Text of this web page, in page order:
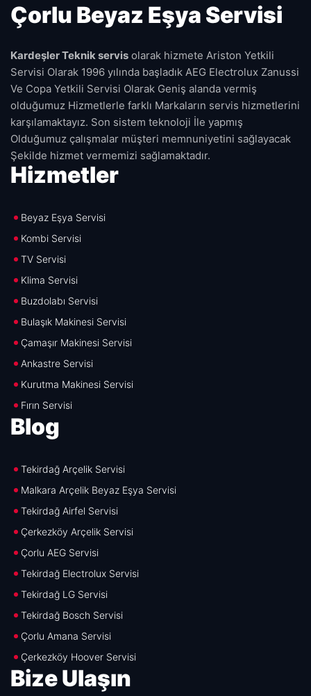
Çorlu Beyaz Eşya Servisi
Kardeşler Teknik servis olarak hizmete Ariston Yetkili
Servisi Olarak 1996 yılında başladık AEG Electrolux Zanussi
Ve Copa Yetkili Servisi Olarak Geniş alanda vermiş
olduğumuz Hizmetlerle farklı Markaların servis hizmetlerini
karşılamaktayız. Son sistem teknoloji İle yapmış
Olduğumuz çalışmalar müşteri memnuniyetini sağlayacak
Şekilde hizmet vermemizi sağlamaktadır.
Hizmetler
Beyaz Eşya Servisi
Kombi Servisi
TV Servisi
Klima Servisi
Buzdolabı Servisi
Bulaşık Makinesi Servisi
Çamaşır Makinesi Servisi
Ankastre Servisi
Kurutma Makinesi Servisi
Fırın Servisi
Blog
Tekirdağ Arçelik Servisi
Malkara Arçelik Beyaz Eşya Servisi
Tekirdağ Airfel Servisi
Çerkezköy Arçelik Servisi
Çorlu AEG Servisi
Tekirdağ Electrolux Servisi
Tekirdağ LG Servisi
Tekirdağ Bosch Servisi
Çorlu Amana Servisi
Çerkezköy Hoover Servisi
Bize Ulaşın